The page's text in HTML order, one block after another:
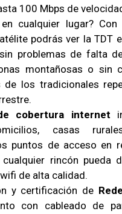
100 Mbps de
en cualquier lugar?
podrás ver la TDT
problemas de falta
montañosas o sin
de los tradicionales
cobertura internet
casas
puntos de acceso en
rincón pueda
de alta calidad.
y certificación de
con cableado de